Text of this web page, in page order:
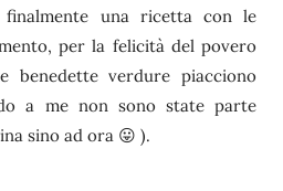
una ricetta con le
per la felicità del povero
benedette verdure piacciono
a me non sono state parte
sino ad ora 😛 ).